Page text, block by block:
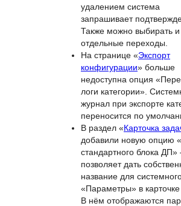
удалением система
запрашивает
Также можно выбирать и
отдельные переходы.
На странице «Экспорт
конфигурации» больше
недоступна опция
логи категории».
журнал при экспорте
переносится по
В раздел «Карточка
добавили новую опцию
стандартного блока
позволяет дать
название для
«Параметры» в карточке
В нём отображаются